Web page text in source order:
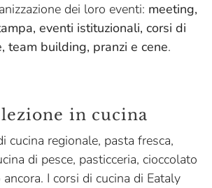
dei loro eventi: meeting,
eventi istituzionali, corsi di
team building, pranzi e cene.
in cucina
cucina regionale, pasta fresca,
di pesce, pasticceria, cioccolato
I corsi di cucina di Eataly